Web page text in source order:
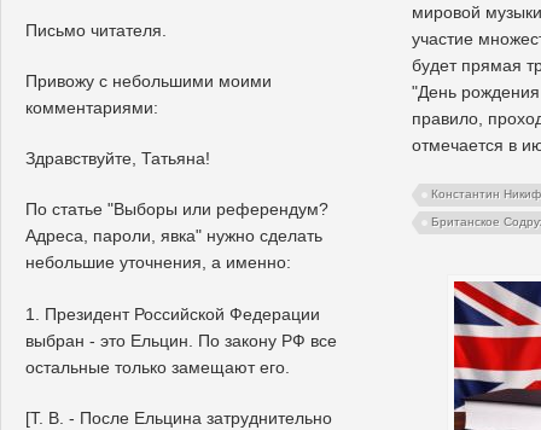
Письмо читателя.
Привожу с небольшими моими
комментариями:
Здравствуйте, Татьяна!
По статье "Выборы или референдум?
Адреса, пароли, явка" нужно сделать
небольшие уточнения, а именно:
1. Президент Российской Федерации
выбран - это Ельцин. По закону РФ все
остальные только замещают его.
[Т. В. - После Ельцина затруднительно
мировой
участие
будет прямая
"День
правило,
отмечается в
Константин
Британское